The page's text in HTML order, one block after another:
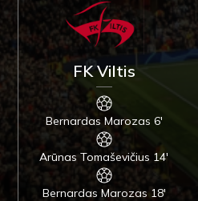
FK Viltis
Bernardas Marozas 6'
Arūnas Tomaševičius 14'
Bernardas Marozas 18'